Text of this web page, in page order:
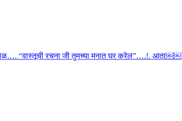
“वास्तूची रचना जी तुमच्या मनात घर करेल”….!. आता￼￼